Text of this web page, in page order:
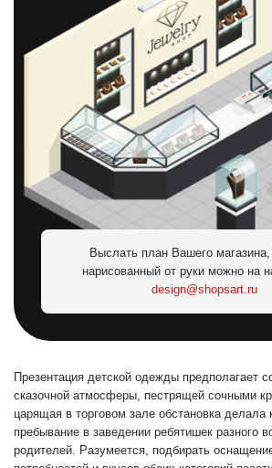
Выслать план Вашего
нарисованный от руки можно на
design@shopsart.ru
Презентация детской одежды предполагает
сказочной атмосферы, пестрящей сочными
царящая в торговом зале обстановка
пребывание в заведении ребятишек разного
родителей. Разумеется, подбирать